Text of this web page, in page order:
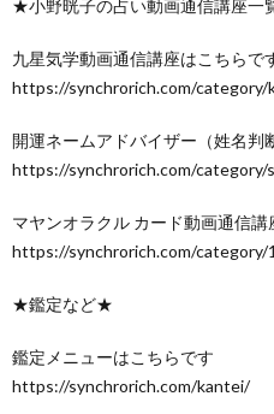
★小野晄子の占い動画通信講座一
九星気学動画通信講座はこちらで
https://synchrorich.com/category/
開運ネームアドバイザー（姓名判
https://synchrorich.com/category/
マヤンオラクル カード動画通信講
https://synchrorich.com/category/
★鑑定など★
鑑定メニューはこちらです
https://synchrorich.com/kantei/